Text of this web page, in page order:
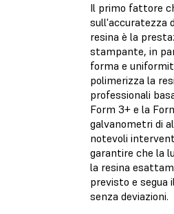
Il primo fattore
sull'accuratezza
resina è la
stampante, in
forma e
polimerizza la
professionali
Form 3+ e la
galvanometri di
notevoli
garantire che la
la resina
previsto e segua
senza deviazioni.